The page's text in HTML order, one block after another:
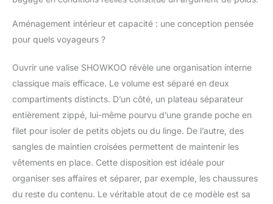
souple forment une
roulettes à 360°, lisses
Solide Sûre -- Serrure
TSA】La valises de
voyage SHOWKOO est
équipée d’une serrure
TSA montée sur le
côté, vous n’avez donc
pas à vous soucier des
contrôles de sécurité
douaniers. Les serrure
TSA permettent
uniquement au
Aménagement intérieur et capacité : une conception pensée
pour quels voyageurs ?
Ouvrir une valise SHOWKOO révèle une organisation interne
classique mais efficace. Le volume est séparé en deux
compartiments distincts. D’un côté, un plateau séparateur
entièrement zippé, lui-même pourvu d’une grande poche en
filet pour isoler de petits objets ou du linge. De l’autre, des
sangles de maintien croisées permettent de maintenir les
vêtements en place. Cette disposition est idéale pour
organiser ses affaires et séparer, par exemple, les chaussures
du reste du contenu. Le véritable atout de ce modèle est sa